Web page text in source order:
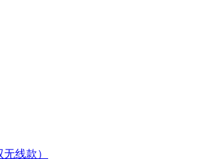
线款）